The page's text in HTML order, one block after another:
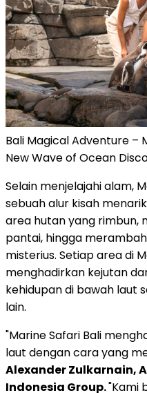
Bali Magical Adventure –
New Wave of Ocean
Selain menjelajahi alam,
sebuah alur kisah
area hutan yang rimbun,
pantai, hingga
misterius. Setiap area di
menghadirkan kejutan
kehidupan di bawah laut
lain.
"Marine Safari Bali
laut dengan cara yang
Alexander Zulkarnain,
Indonesia Group."Kami